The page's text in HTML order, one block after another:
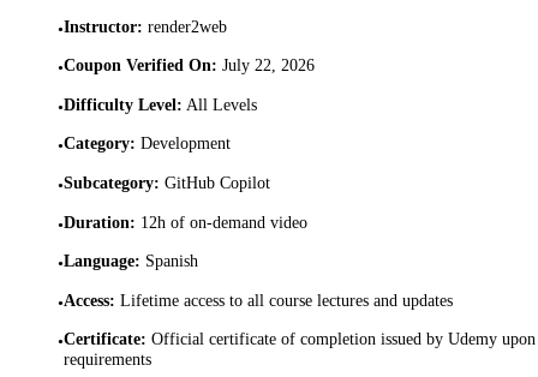
•Instructor: render2web
•Coupon Verified On: July 22, 2026
•Difficulty Level: All Levels
•Category: Development
•Subcategory: GitHub Copilot
•Duration: 12h of on-demand video
•Language: Spanish
•Access: Lifetime access to all course lectures and updates
•Certificate: Official certificate of completion issued by Udemy
requirements